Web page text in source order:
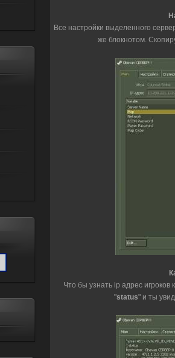
Все настройки выделенного
же блокнотом.
Что бы узнать ip адрес
"status" и ты